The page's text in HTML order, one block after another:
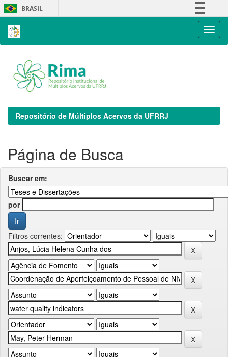
Skip
navigation
BRASIL
Repositório de Múltiplos Acervos da UFRRJ
Página de Busca
Buscar em:
por
Filtros correntes: